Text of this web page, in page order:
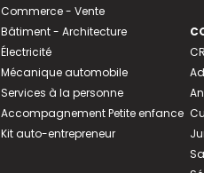
Commerce - Vente
Bâtiment - Architecture
Électricité
Mécanique automobile
Services à la personne
Accompagnement Petite enfance
Kit auto-entrepreneur